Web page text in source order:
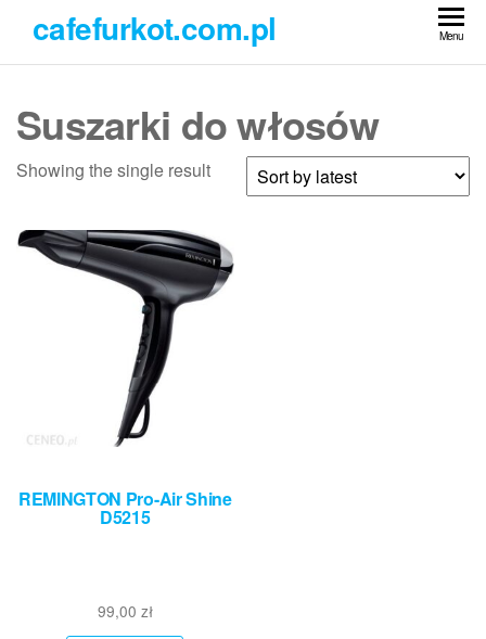
treści
cafefurkot.com.pl Menu
Suszarki do włosów
Showing the single result
REMINGTON Pro-Air Shine
D5215
99,00 zł